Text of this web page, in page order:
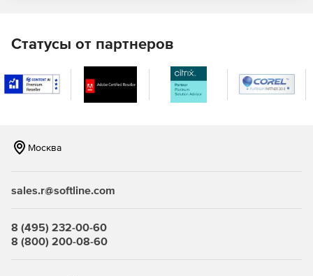
инструментов управления и мониторинга и гибкий
пользовательский интерфейс.
повседневных задач.
Широкие возможности кастомизации интерфейса и
дополнительные инструменты, обеспечивающие функции
Статусы от партнеров
Москва
sales.r@softline.com
8 (495) 232-00-60
8 (800) 200-08-60